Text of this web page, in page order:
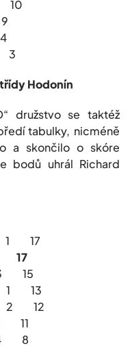
3
Hodonín
družstvo se taktéž
tabulky, nicméně
a skončilo o skóre
bodů uhrál Richard
1 17
17
15
1 13
2 12
8